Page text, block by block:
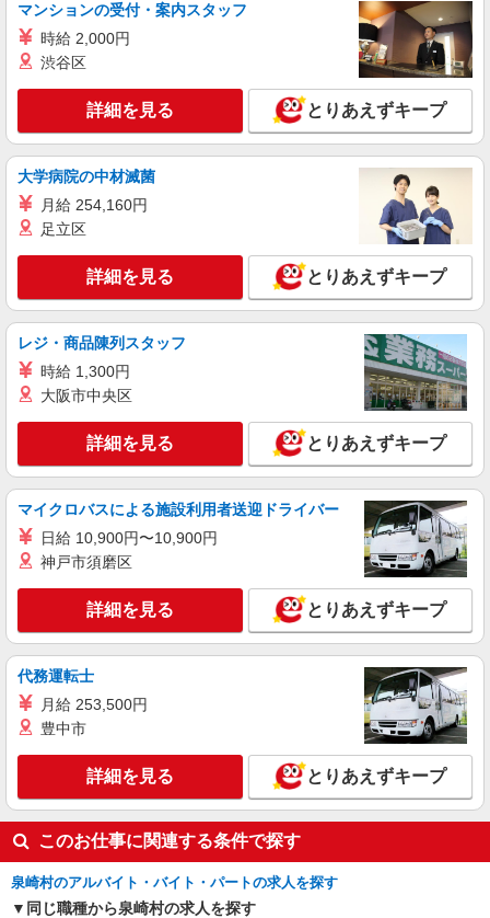
マンションの受付・案内スタッフ
時給 2,000円
渋谷区
詳細を見る とりあえずキープ
大学病院の中材滅菌
月給 254,160円
足立区
詳細を見る とりあえずキープ
レジ・商品陳列スタッフ
時給 1,300円
大阪市中央区
詳細を見る とりあえずキープ
マイクロバスによる施設利用者送迎ドライバー
日給 10,900円〜10,900円
神戸市須磨区
詳細を見る とりあえずキープ
代務運転士
月給 253,500円
豊中市
詳細を見る とりあえずキープ
このお仕事に関連する条件で探す
泉崎村のアルバイト・バイト・パートの求人を探す
同じ職種から泉崎村の求人を探す